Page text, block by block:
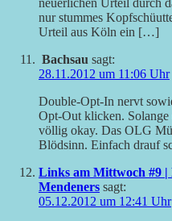
neuerlichen Urteil durch
nur stummes
Urteil aus Köln ein […]
Bachsau sagt:
28.11.2012 um 11:06 Uhr
Double-Opt-In nervt
Opt-Out klicken.
völlig okay. Das OLG
Blödsinn. Einfach drauf
Links am Mittwoch #9 |
Mendeners sagt:
05.12.2012 um 12:41 Uhr